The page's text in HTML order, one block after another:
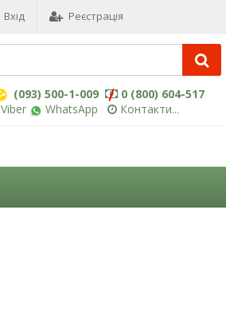
Вхід Реєстрація
(093) 500-1-009
0 (800) 604-517
Viber WhatsApp Контакти...